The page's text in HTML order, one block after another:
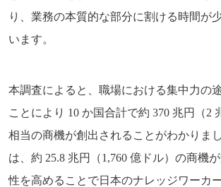
り、業務の本質的な部分に割ける時間が
います。
本調査によると、職場における集中力の
ことにより 10 か国合計で約 370 兆円（2
相当の商機が創出されることがわかりま
は、約 25.8 兆円（1,760 億ドル）の商機
性を高めることで日本のナレッジワーカ